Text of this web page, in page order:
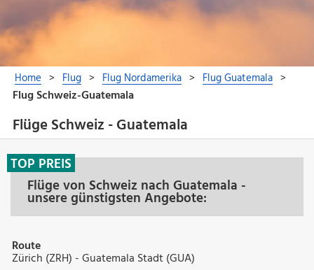
Flüge Schweiz - Guatemala
Flüge von Schweiz nach Guatemala -
unsere günstigsten Angebote:
TOP PREIS
Route
Zürich (ZRH) - Guatemala Stadt (GUA)